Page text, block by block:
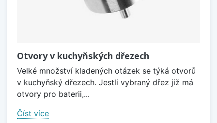
Otvory v kuchyňských dřezech
Velké množství kladených otázek se týká otvorů
v kuchyňský dřezech. Jestli vybraný dřez již má
otvory pro baterii,...
Číst více